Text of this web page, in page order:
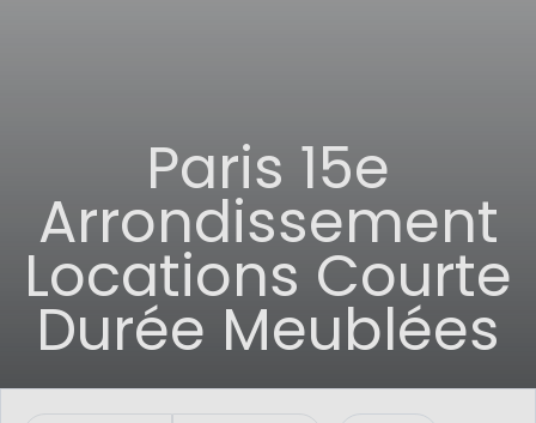
Paris 15e
Arrondissement
Locations Courte
Durée Meublées